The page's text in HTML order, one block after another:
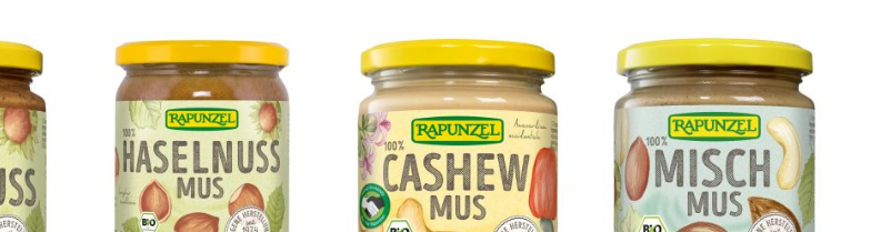
HINZUFÜGEN HINZUFÜGEN